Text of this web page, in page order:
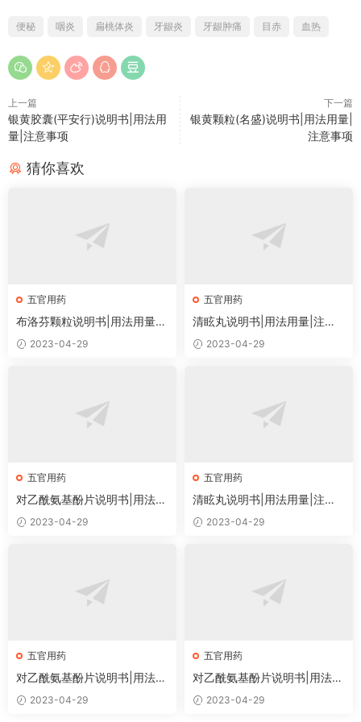
便秘 咽炎 扁桃体炎 牙龈炎 牙龈肿痛 目赤 血热
上一篇
银黄胶囊(平安行)说明书|用法用
量|注意事项
下一篇
银黄颗粒(名盛)说明书|用法用量|
注意事项
猜你喜欢
五官用药
布洛芬颗粒说明书|用法用量|
注意事项
2023-04-29
五官用药
清眩丸说明书|用法用量|注意
事项2023-04-29
五官用药
对乙酰氨基酚片说明书|用法用
量|注意事项
2023-04-29
五官用药
清眩丸说明书|用法用量|注意
事项2023-04-29
五官用药
对乙酰氨基酚片说明书|用法用
量|注意事项
2023-04-29
五官用药
对乙酰氨基酚片说明书|用法用
量|注意事项
2023-04-29